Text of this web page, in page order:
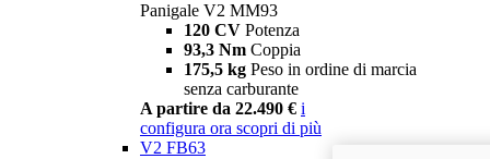
Panigale V2 MM93
120 CV Potenza
93,3 Nm Coppia
175,5 kg Peso in ordine di marcia
senza carburante
A partire da 22.490 € i
configura ora scopri di più
V2 FB63